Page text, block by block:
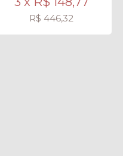
R$ 446,32